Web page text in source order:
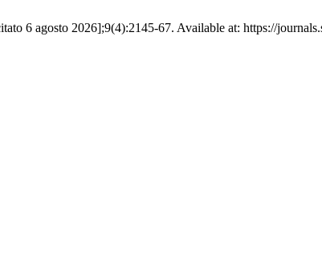
6 agosto 2026];9(4):2145-67. Available at: https://